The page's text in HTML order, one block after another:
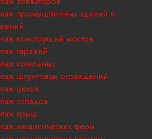
промышленных зданий и
конструкций мостов
гаражей
котельных
шпунтовых ограждений
цехов
складов
крыш
металлических ферм